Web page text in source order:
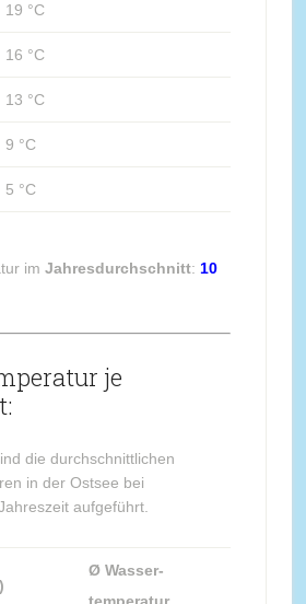
19 °C
16 °C
13 °C
9 °C
5 °C
im Jahresdurchschnitt: 10
je
die durchschnittlichen
in der Ostsee bei
aufgeführt.
Ø Wasser-